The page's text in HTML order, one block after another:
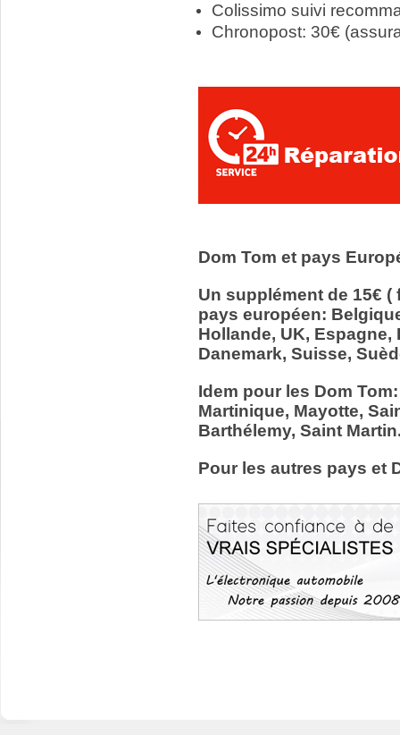
Colissimo suivi
Chronopost: 30€
Dom Tom et pays
Un supplément de 15€
pays européen:
Hollande, UK,
Danemark, Suisse,
Idem pour les Dom
Martinique, Mayotte,
Barthélemy, Saint
Pour les autres pays et